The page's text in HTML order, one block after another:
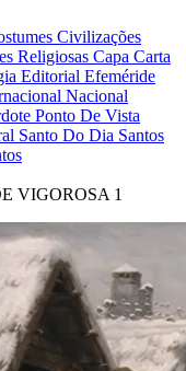
Civilizações
Religiosas Capa Carta
Editorial Efeméride
Nacional
Ponto De Vista
Santo Do Dia Santos
VIGOROSA 1